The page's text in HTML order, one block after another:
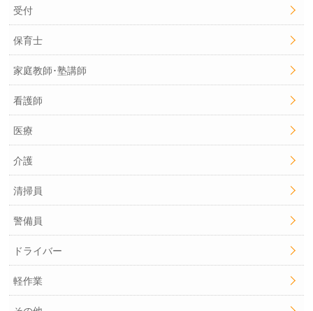
受付
保育士
家庭教師･塾講師
看護師
医療
介護
清掃員
警備員
ドライバー
軽作業